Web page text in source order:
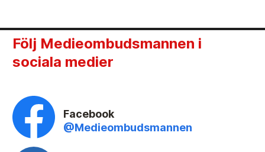
Följ Medieombudsmannen i
sociala medier
Facebook
@Medieombudsmannen